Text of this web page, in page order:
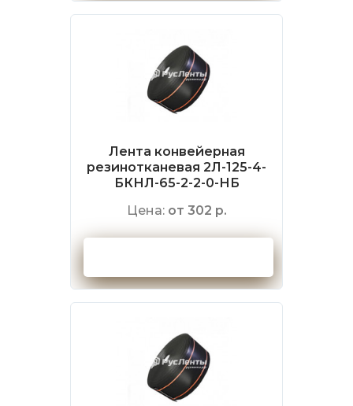
Лента конвейерная
резинотканевая 2Л-125-4-
БКНЛ-65-2-2-0-НБ
Цена: от 302 р.